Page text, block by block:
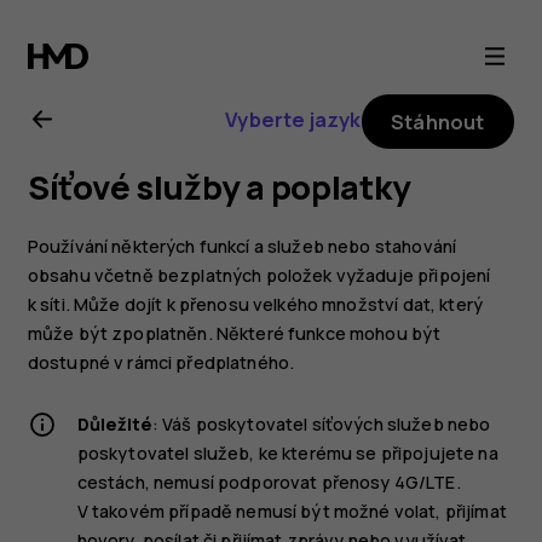
Uživatelská
příručka
k telefonu
Nokia 6.2
Vyberte jazyk Stáhnout
Síťové služby a poplatky
Používání některých funkcí a služeb nebo stahování
obsahu včetně bezplatných položek vyžaduje připojení
k síti. Může dojít k přenosu velkého množství dat, který
může být zpoplatněn. Některé funkce mohou být
dostupné v rámci předplatného.
Důležité: Váš poskytovatel síťových služeb nebo
poskytovatel služeb, ke kterému se připojujete na
cestách, nemusí podporovat přenosy 4G/LTE.
V takovém případě nemusí být možné volat, přijímat